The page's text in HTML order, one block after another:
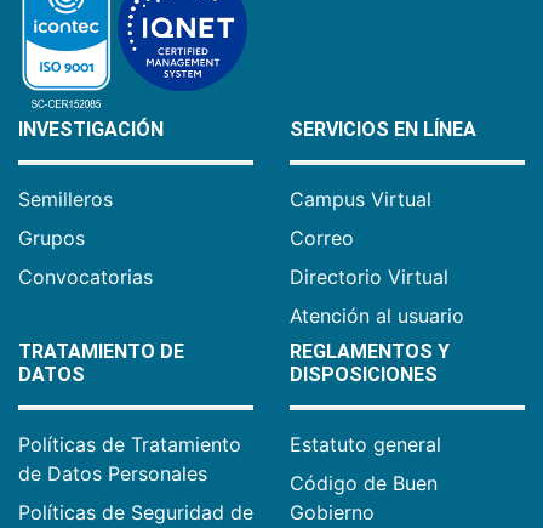
INVESTIGACIÓN
Semilleros
Grupos
Convocatorias
SERVICIOS EN LÍNEA
Campus Virtual
Correo
Directorio Virtual
Atención al usuario
TRATAMIENTO DE
DATOS
Políticas de Tratamiento
de Datos Personales
Políticas de Seguridad de
REGLAMENTOS Y
DISPOSICIONES
Estatuto general
Código de Buen
Gobierno